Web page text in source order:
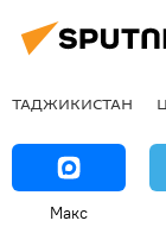
ТАДЖИКИСТАН
Макс